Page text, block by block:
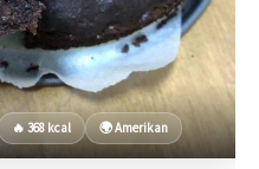
🔥 368 kcal 🌍 Amerikan